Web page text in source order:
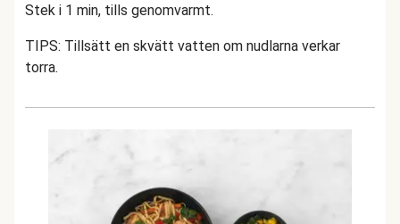
Stek i 1 min, tills genomvarmt.
TIPS: Tillsätt en skvätt vatten om nudlarna verkar
torra.